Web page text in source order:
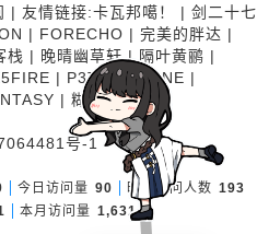
| 友情链接:卡瓦邦噶！ | 剑二十七
| FORECHO | 完美的胖达 |
栈 | 晚晴幽草轩| 隔叶黄鹂 |
| P3TERX ZONE |
| 糊涂说
号-1
今日访问量 90 昨日访问人数 193
本月访问量 1,631